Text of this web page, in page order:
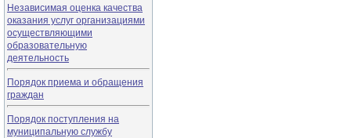
Независимая оценка качества
оказания услуг организациями
осуществляющими
образовательную
деятельность
Порядок приема и обращения
граждан
Порядок поступления на
муниципальную службу